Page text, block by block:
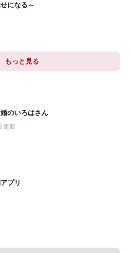
になる～
もっと見る
のいろはさん
更新
プリ